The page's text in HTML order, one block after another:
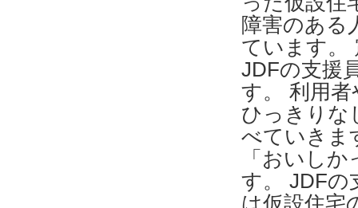
障害のある
ています。
JDFの支援
す。 利用
ひっきりな
べていきま
「おいし
す。 JDFの
は仮設住宅